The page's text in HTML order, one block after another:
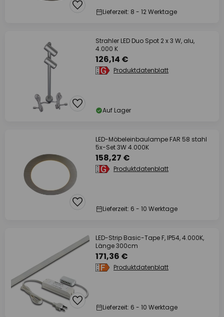
Lieferzeit: 8 - 12 Werktage
Strahler LED Duo Spot 2 x 3 W, alu,
4.000 K
126,14 €
Produktdatenblatt
Auf Lager
LED-Möbeleinbaulampe FAR 58 stahl
5x-Set 3W 4.000K
158,27 €
Produktdatenblatt
Lieferzeit: 6 - 10 Werktage
LED-Strip Basic-Tape F, IP54, 4.000K,
Länge 300cm
171,36 €
Produktdatenblatt
Lieferzeit: 6 - 10 Werktage